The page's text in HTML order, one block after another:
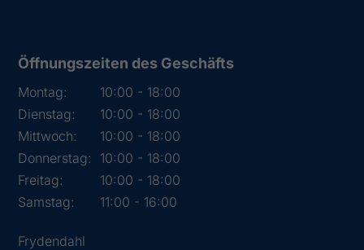
Öffnungszeiten des Geschäfts
Montag:
10:00 - 18:00
Dienstag:
10:00 - 18:00
Mittwoch:
10:00 - 18:00
Donnerstag:
10:00 - 18:00
Freitag:
10:00 - 18:00
Samstag:
11:00 - 16:00
Frydendahl